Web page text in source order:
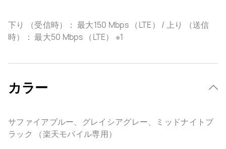
下り （受信時）： 最大150 Mbps （LTE） / 上り （送信
時）： 最大50 Mbps （LTE） ※1
カラー
サファイアブルー、グレイシアグレー、ミッドナイトブ
ラック （楽天モバイル専用）